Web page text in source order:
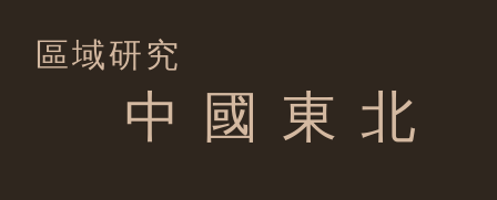
區域研究
中 國 東 北